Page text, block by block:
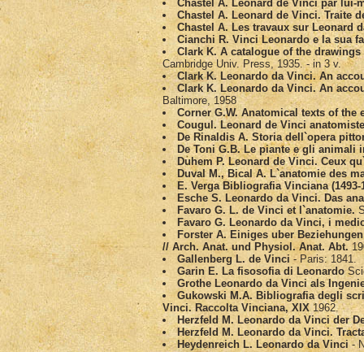
Chastel A. Leonard de Vinci par lui-
Chastel A. Leonard de Vinci. Traite
Chastel A. Les travaux sur Leonard
Cianchi R. Vinci Leonardo e la sua
Clark K. A catalogue of the
Cambridge Univ. Press, 1935. - in 3 v.
Clark K. Leonardo da Vinci. An
Clark K. Leonardo da Vinci. An
Baltimore, 1958
Corner G.W. Anatomical texts of the
Cougul. Leonard de Vinci
De Rinaldis A. Storia dell`opera
De Toni G.B. Le piante e gli
Duhem P. Leonard de Vinci. Ceux
Duval M., Bical A. L`anatomie des
E. Verga Bibliografia Vinciana (1493-
Esche S. Leonardo da Vinci. Das
Favaro G. L. de Vinci et l`anatomie.
Favaro G. Leonardo da Vinci, i
Forster A. Einiges uber
// Arch. Anat. und Physiol. Anat. Abt.
Gallenberg L. de Vinci - Paris: 1841.
Garin E. La fisosofia di Leonardo
Grothe Leonardo da Vinci als
Gukowski M.A. Bibliografia degli
Vinci. Raccolta Vinciana, XIX1962.
Herzfeld M. Leonardo da Vinci der
Herzfeld M. Leonardo da Vinci.
Heydenreich L. Leonardo da Vinci -